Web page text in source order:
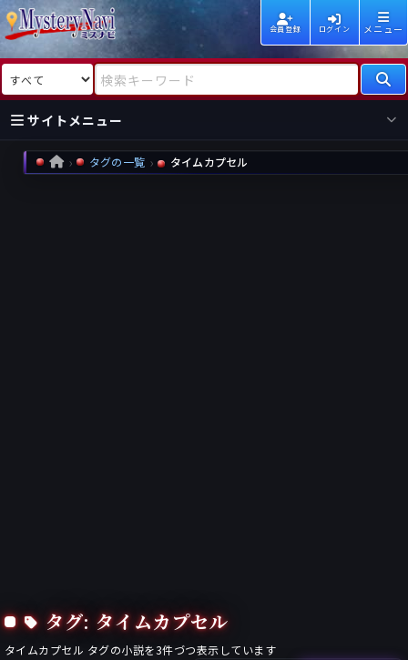
会員登録 ログイン メニュー
検索対象 検索キーワード
サイトメニュー
国内
海外
新着
HOME タグの一覧 タイムカプセル
タグ: タイムカプセル
タイムカプセル タグの小説を3件づつ表示しています